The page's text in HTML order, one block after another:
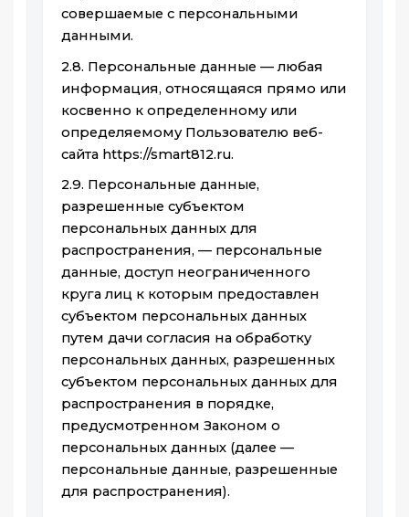
совершаемые с персональными
данными.
2.8. Персональные данные — любая
информация, относящаяся прямо или
косвенно к определенному или
определяемому Пользователю веб-
сайта https://smart812.ru.
2.9. Персональные данные,
разрешенные субъектом
персональных данных для
распространения, — персональные
данные, доступ неограниченного
круга лиц к которым предоставлен
субъектом персональных данных
путем дачи согласия на обработку
персональных данных, разрешенных
субъектом персональных данных для
распространения в порядке,
предусмотренном Законом о
персональных данных (далее —
персональные данные, разрешенные
для распространения).